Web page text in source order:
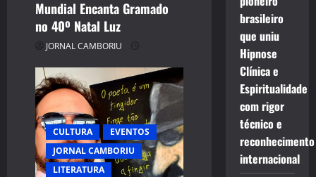
Mundial Encanta Gramado
no 40º Natal Luz
JORNAL CAMBORIU
CULTURA
EVENTOS
JORNAL CAMBORIU
LITERATURA
brasileiro
que uniu
Hipnose
Clínica e
Espiritualidade
com rigor
técnico e
reconhecimento
internacional